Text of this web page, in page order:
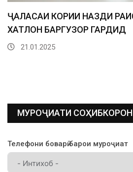
МУРОҶИАТИ СОҲИБКОРОН
Телефони боварӣ барои муроҷиат